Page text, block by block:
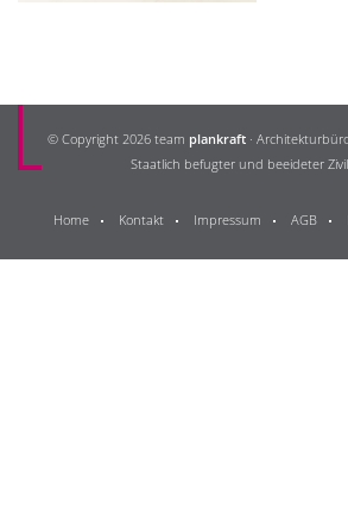
© Copyright 2026 team plankraft·
Staatlich befugter und beeideter
Home Kontakt Impressum AGB